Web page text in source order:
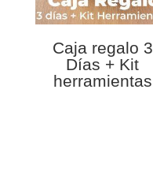
Caja regalo 3
Días + Kit
herramientas